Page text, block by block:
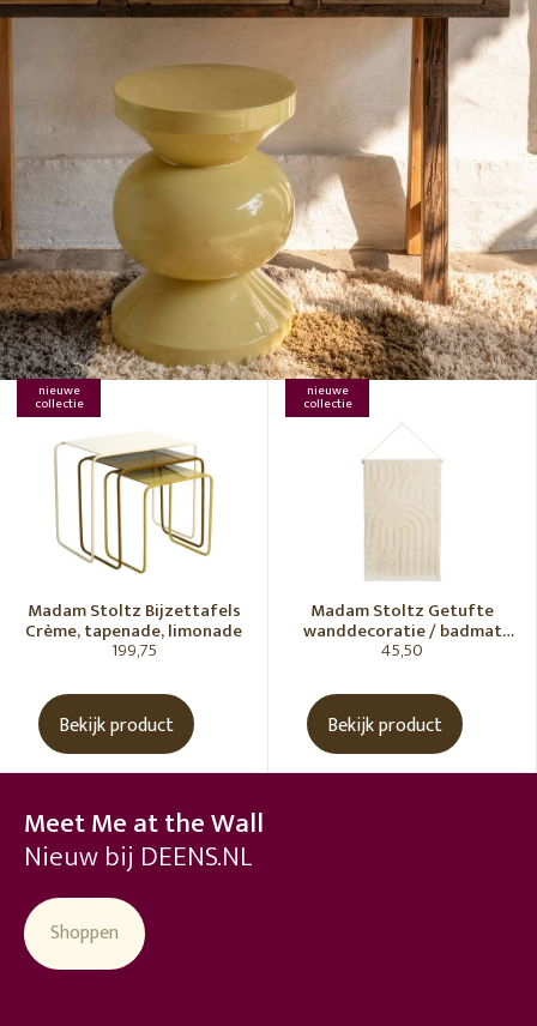
nieuwe
collectie
Madam Stoltz Bijzettafels
Crème, tapenade, limonade
199,75
Bekijk product
nieuwe
collectie
Madam Stoltz Getufte
wanddecoratie / badmat
Vanille
45,50
Bekijk product
Meet Me at the Wall
Nieuw bij DEENS.NL
Shoppen